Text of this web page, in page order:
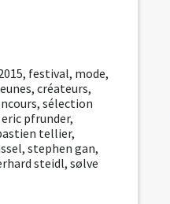
, festival, mode,
, créateurs,
, sélection
eric pfrunder,
tellier,
, stephen gan,
steidl, sølve